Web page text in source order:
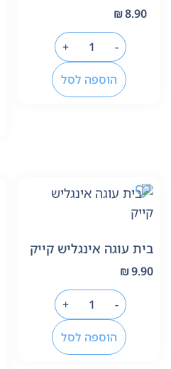
₪8.90
-
+
הוספה לסל
בית עוגה אינגליש קייק
₪9.90
-
+
הוספה לסל